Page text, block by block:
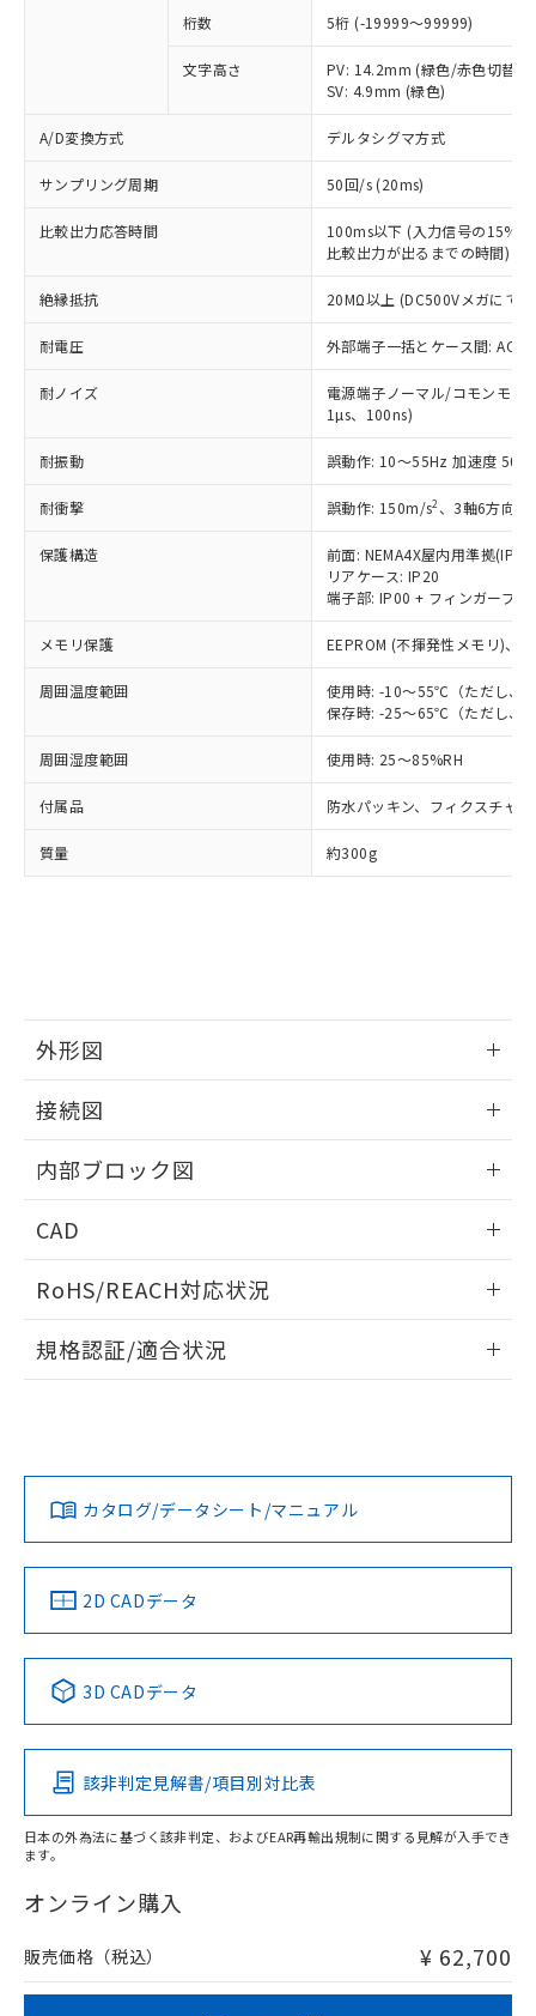
桁数 5桁 (-19999～99999)
文字高さ
PV: 14.2mm (緑色/赤色切替)
SV: 4.9mm (緑色)
A/D変換方式 デルタシグマ方式
サンプリング周期 50回/s (20ms)
比較出力応答時間
100ms以下 (入力信号の15%
比較出力が出るまでの時間)
絶縁抵抗 20MΩ以上 (DC500Vメガにて)
耐電圧 外部端子一括とケース間:
耐ノイズ
電源端子ノーマル/コモンモ
1µs、100ns)
耐振動 誤動作: 10～55Hz 加速度
耐衝撃 誤動作: 150m/s2 、3軸6方向
保護構造
前面: NEMA4X屋内用準拠
リアケース: IP20
端子部: IP00 + フィンガープ
メモリ保護 EEPROM (不揮発性メモリ)、
周囲温度範囲
使用時: -10～55℃（ただし、
保存時: -25～65℃（ただし、
周囲湿度範囲 使用時: 25～85%RH
付属品 防水パッキン、フィクスチャ
質量 約300g
外形図
接続図
端子配置
内部ブロック図
CAD
ドすることができます。
ログイン/会員登録
ダウンロードデータをご利用いただく前に、以下を必ずお読
みください。
ソフトウェアの使用条件
RoHS/REACH対応状況
EU RoHS 注意事項・凡例
対応済み
中国 RoHS 注意事項・凡例
Pb Hg Cd Cr(VI)
O
在庫等で未対応品が混在する可能性があります。
問い合わせください。
規格認証/適合状況
LR型式承認
（イギリス
船舶規格）
DNV型式承認
（ノルウェー
BV型式承認
（フランス
KR型式
（韓国
No No No No
この製品の規格認証/適合状況ページへ
その他の認証はこちらのページからご検索ください
カタログ/データシート/マニュアル
2D CADデータ
3D CADデータ
該非判定見解書/項目別対比表
日本の外為法に基づく該非判定、およびEAR再輸出規制に関する見解が入手でき
ます。
オンライン購入
販売価格（税込） ¥ 62,700
(税抜)を提供させていただくもので
当社制御機器事業取扱商品の中には、
本サービスの対象外となる商品もある
ことをご了承ください。
在庫状況および標準価格照会結果は、
記載している更新日時点での社内デー
タに基づき作成されるものであり、閲
覧された時点での実際の在庫および標
準価格とは異なる場合があることをご
正式な納期状況および標準価格はお客
様のお取引先、またはお客様担当のオ
ムロン制御機器販売店・当社販売員に
オムロン制御機器販売店や当社販売拠
販売ネットワーク
」をご確認
在庫状況および標準価格結果を当社の
事前の承諾なく第三者に漏洩または開
示しないようお願いします。
マイパーツ機能（部品リスト作成サー
ビス）をご利用いただくには、I-Web
メンバーズにご登録されている必要が
お客様が当ウェブサイト上で当社にご
登録された部品リストについて、当社
および当社の共同利用者が、当社の製
品・サービスに関するお客様との取
引・商談に必要な範囲で利用すること
※当社の共同利用者とは、"個人情報
の「1.共同利
用者の範囲」に記載されている法人を
非該当品：ライセンス料など無形物で、有
害物質有無と関係のない商品です。
仕入先様の事情により、非含有部品として
いたものが、含有品と判明した場合などや
むを得ず変更することがあります。
*EU RoHS指令（10物質）：
鉛(Pb) 1000ppm以下、 水銀(Hg) 1000ppm以下、 カド
六価クロム(Cr(Ⅵ)) 1000ppm以下、ポリ臭化ビフェニル
類(PBB) 1000ppm以下、ポリ臭化ジフェニルエーテル類
(PBDE) 1000ppm以下、フタル酸ビス(2-エチルヘキシ
ル) (DEHP)(別名：DOP) 1000ppm以下、フタル酸ブチ
ルベンジル（BBP） 1000ppm以下、フタル酸ジブチル
（DBP） 1000ppm以下、フタル酸ジイソブチル
但し、RoHS指令で産業用監視および制御機器に対する
フタル酸エステル類の４物質については閾値を超える意
図的な使用がないことを確認しています。
部品在庫の切り替え状況などにより、予定
月が前後することがあります。
※3 非含有証明書ダウンロード
下記の非含有証明書をダウンロードするこ
EU RoHS指令（10物質）の非含有証明書
51物質の非含有証明書（当社基準）
※本証明書は発行日時点で非含有を証明す
るもので、過去に遡って非含有を証明する
ものではありません。
り、2022年1月12日より割愛しておりま
す。
「○」：最大均質材料含有率が中国RoHSの
基準値以下であることを示します。
「×」：最大均質材料含有率が中国RoHSの
基準値を超えていることを示します。
「－」：未確認です。当社販売部門へお問
い合わせください。
*中国RoHS10物質の基準値 (GB/T26572)：
Pb(鉛) :1000ppm、 Hg(水銀) : 1000ppm、 Cd(カドミウ
ム) : 100ppm、
Cr(Ⅵ)(六価クロム) : 1000ppm、 PBBs(ポリ臭化ビフェ
DBP(フタル酸ジブチル) : 1000ppm、 DIBP(フタル酸ジ
イソブチル) : 1000ppm、 BBP(フタル酸ブチルベンジ
DEHP(フタル酸ビス(2-エチルヘキシル)) : 1000ppm
「ｅ」：有害物質（10物質）のすべてが基
準値以下であることを示します。
「10」：通常の使用状況下において有害物
質が外部に漏えいし、環境に深刻な影響を
及ぼさない年数を意味します。
「－」：未確認です。当社販売部門へお問
当社は、これら貴社製品のうち、外国
為替および外国貿易法に定める商品
（以下｢規制貨物等」という）を輸出
または国外への提供する場合は、日本
国政府の輸出許可(または役務取引許
可)を取得するなどの必要な手続きを
当社は規制貨物を破棄する場合は、完
全に破砕するなど、違法に輸出されな
いよう必要な手段を講じます。
当社は貴社製品を、核兵器、ミサイ
ル、化学兵器、生物兵器またはその他
武器並びにこれらの製造装置等に一切
当社は、貴社製品を第三者に販売する
場合は、上記1、2および3の内容を当
該第三者に通知します。また当社は、
販売先および販売に係わる関係者が違
法に輸出するおそれがある場合は、取
り引きをいたしません。
キャンセル
記
一定数以上の在庫あり
一定数には満たないが在庫あり
在庫なし(最新の在庫状況につ
いては、お客様のお取引先、ま
たはお客様担当のオムロン制御
機器販売店・当社販売員にご確
受注生産機種、また在庫状況の
情報を公開していない機種